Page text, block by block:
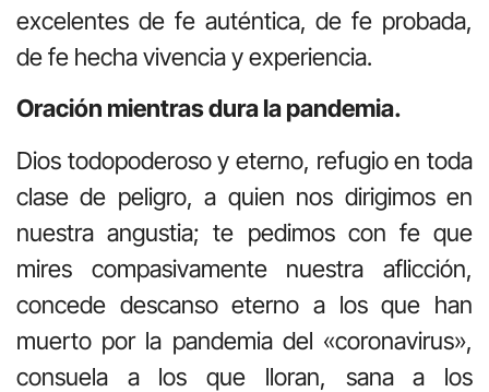
excelentes de fe auténtica, de fe probada,
de fe hecha vivencia y experiencia.
Oración mientras dura la pandemia.
Dios todopoderoso y eterno, refugio en toda
clase de peligro, a quien nos dirigimos en
nuestra angustia; te pedimos con fe que
mires compasivamente nuestra aflicción,
concede descanso eterno a los que han
muerto por la pandemia del «coronavirus»,
consuela a los que lloran, sana a los